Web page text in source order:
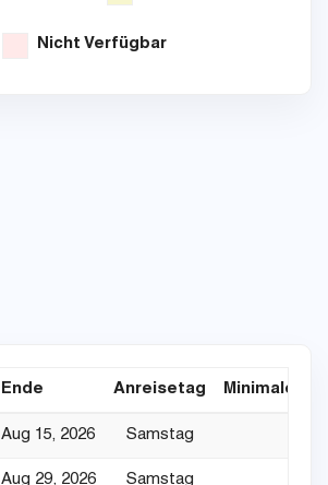
Nicht Verfügbar
Ende Anreisetag Minimaler
Aug 15, 2026 Samstag
Aug 29, 2026 Samstag